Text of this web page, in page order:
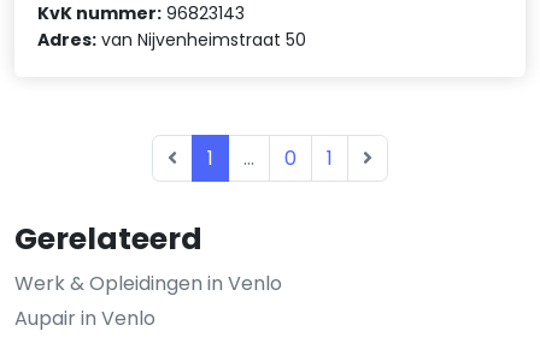
Gerelateerd
Werk & Opleidingen in Venlo
Aupair in Venlo
KvK nummer: 96823143
Adres: van Nijvenheimstraat 50
1 ... 0 1